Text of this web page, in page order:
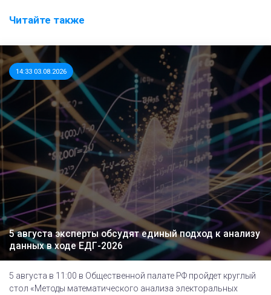
Читайте также
14:33 03.08.2026
5 августа эксперты обсудят единый подход к анализу
данных в ходе ЕДГ-2026
5 августа в 11:00 в Общественной палате РФ пройдет круглый
стол «Методы математического анализа электоральных